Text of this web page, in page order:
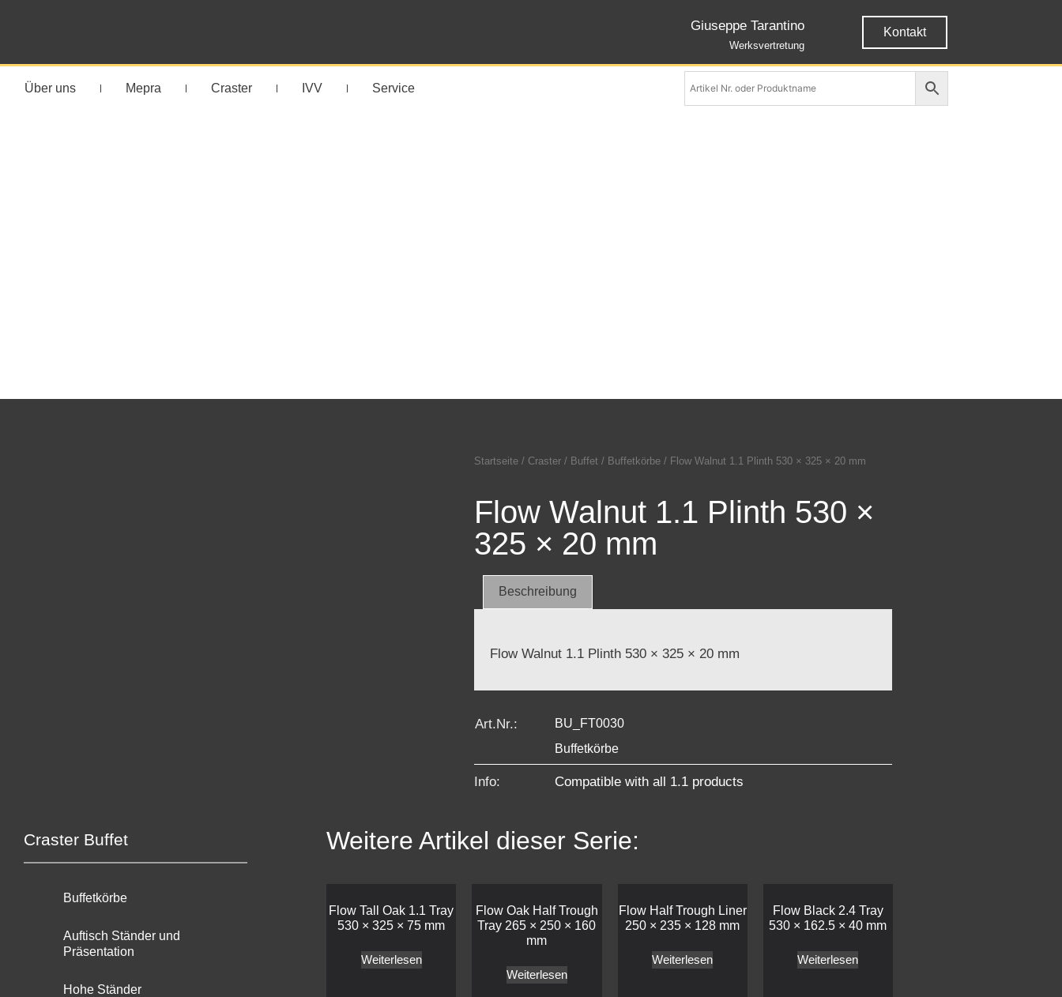
Giuseppe Tarantino
Werksvertretung
Kontakt
Über uns Mepra Craster IVV Service
Startseite / Craster / Buffet / Buffetkörbe / Flow Walnut 1.1 Plinth 530 × 325 × 20 mm
Flow Walnut 1.1 Plinth 530 ×
325 × 20 mm
Beschreibung
Flow Walnut 1.1 Plinth 530 × 325 × 20 mm
Art.Nr.:
BU_FT0030
Buffetkörbe
Info: Compatible with all 1.1 products
Craster Buffet
Buffetkörbe
Auftisch Ständer und
Präsentation
Hohe Ständer
Weitere Artikel dieser Serie:
Flow Tall Oak 1.1 Tray
530 × 325 × 75 mm
Weiterlesen
Flow Oak Half Trough
Tray 265 × 250 × 160
mm
Weiterlesen
Flow Half Trough Liner
250 × 235 × 128 mm
Weiterlesen
Flow Black 2.4 Tray
530 × 162.5 × 40 mm
Weiterlesen